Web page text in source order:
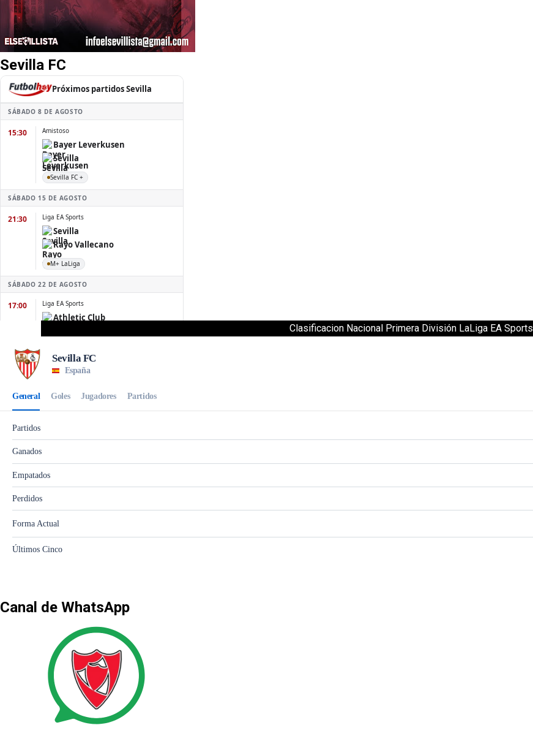
Sevilla FC
Clasificacion Nacional Primera División LaLiga EA Sports
Canal de WhatsApp